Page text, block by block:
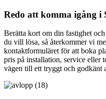
Redo att komma igång i
Berätta kort om din fastighet
du vill lösa, så återkommer vi
kontaktformuläret för att boka
pris på installation, service eller
vägen till ett tryggt och godkänt